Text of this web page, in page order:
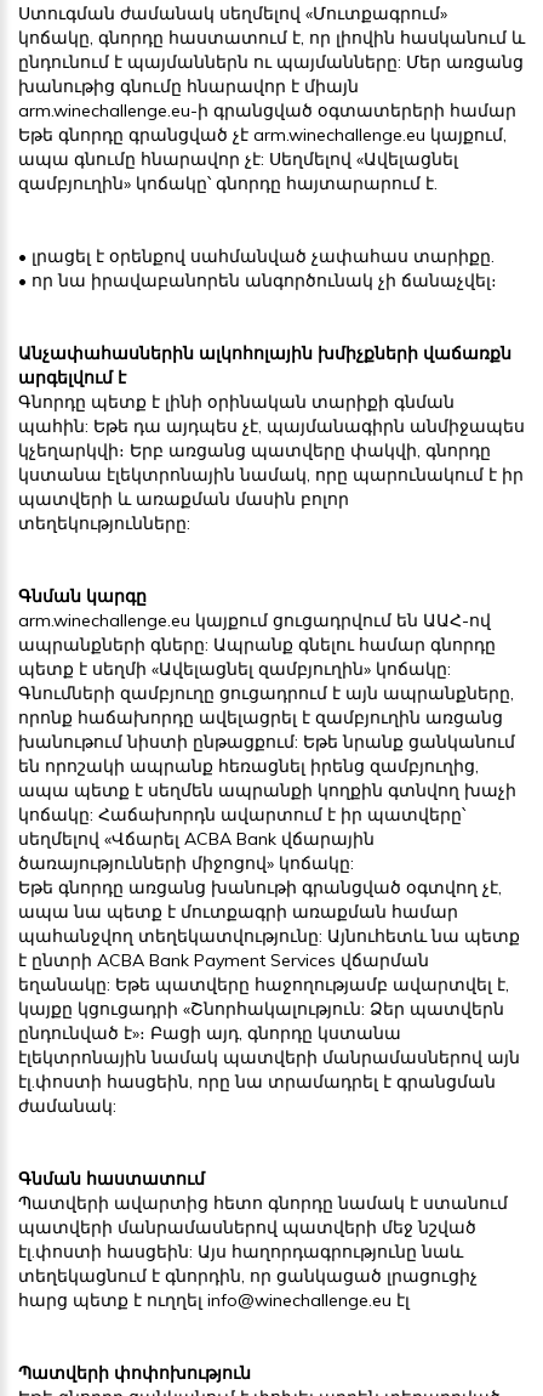
Ստուգման ժամանակ սեղմելով «Մուտքագրում»
կոճակը, գնորդը հաստատում է, որ լիովին հասկանում և
ընդունում է պայմաններն ու պայմանները: Մեր առցանց
խանութից գնումը հնարավոր է միայն
arm.winechallenge.eu-ի գրանցված օգտատերերի համար
Եթե գնորդը գրանցված չէ arm.winechallenge.eu կայքում,
ապա գնումը հնարավոր չէ: Սեղմելով «Ավելացնել
զամբյուղին» կոճակը՝ գնորդը հայտարարում է.
• լրացել է օրենքով սահմանված չափահաս տարիքը.
• որ նա իրավաբանորեն անգործունակ չի ճանաչվել։
Անչափահասներին ալկոհոլային խմիչքների վաճառքն
արգելվում է
Գնորդը պետք է լինի օրինական տարիքի գնման
պահին: Եթե դա այդպես չէ, պայմանագիրն անմիջապես
կչեղարկվի։ Երբ առցանց պատվերը փակվի, գնորդը
կստանա էլեկտրոնային նամակ, որը պարունակում է իր
պատվերի և առաքման մասին բոլոր
տեղեկությունները:
Գնման կարգը
arm.winechallenge.eu կայքում ցուցադրվում են ԱԱՀ-ով
ապրանքների գները: Ապրանք գնելու համար գնորդը
պետք է սեղմի «Ավելացնել զամբյուղին» կոճակը:
Գնումների զամբյուղը ցուցադրում է այն ապրանքները,
որոնք հաճախորդը ավելացրել է զամբյուղին առցանց
խանութում նիստի ընթացքում: Եթե նրանք ցանկանում
են որոշակի ապրանք հեռացնել իրենց զամբյուղից,
ապա պետք է սեղմեն ապրանքի կողքին գտնվող խաչի
կոճակը: Հաճախորդն ավարտում է իր պատվերը՝
սեղմելով «Վճարել ACBA Bank վճարային
ծառայությունների միջոցով» կոճակը:
Եթե գնորդը առցանց խանութի գրանցված օգտվող չէ,
ապա նա պետք է մուտքագրի առաքման համար
պահանջվող տեղեկատվությունը: Այնուհետև նա պետք
է ընտրի ACBA Bank Payment Services վճարման
եղանակը: Եթե պատվերը հաջողությամբ ավարտվել է,
կայքը կցուցադրի «Շնորհակալություն: Ձեր պատվերն
ընդունված է»։ Բացի այդ, գնորդը կստանա
էլեկտրոնային նամակ պատվերի մանրամասներով այն
էլ.փոստի հասցեին, որը նա տրամադրել է գրանցման
ժամանակ:
Գնման հաստատում
Պատվերի ավարտից հետո գնորդը նամակ է ստանում
պատվերի մանրամասներով պատվերի մեջ նշված
էլ.փոստի հասցեին: Այս հաղորդագրությունը նաև
տեղեկացնում է գնորդին, որ ցանկացած լրացուցիչ
հարց պետք է ուղղել info@winechallenge.eu էլ
Պատվերի փոփոխություն